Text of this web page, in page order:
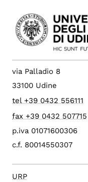
via Palladio 8
33100 Udine
tel +39 0432 556111
fax +39 0432 507715
p.iva 01071600306
c.f. 80014550307
URP